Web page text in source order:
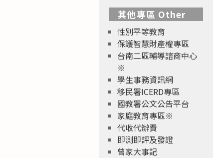
其他專區 Other
性別平等教育
保護智慧財產權專區
台南二區輔導諮商中心
※
學生事務資訊網
移民署ICERD專區
國教署公文公告平台
家庭教育專區※
代收代辦費
即測即評及發證
曾家大事記